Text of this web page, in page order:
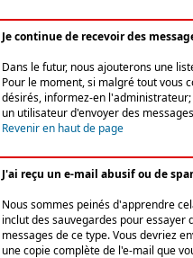
Je continue de recevoir des
Dans le futur, nous ajouterons une
Pour le moment, si malgré tout vous
désirés, informez-en
un utilisateur d'envoyer des
Revenir en haut de page
J'ai reçu un e-mail abusif ou de
Nous sommes peinés d'apprendre
inclut des sauvegardes pour
messages de ce type. Vous devriez
une copie complète de l'e-mail que